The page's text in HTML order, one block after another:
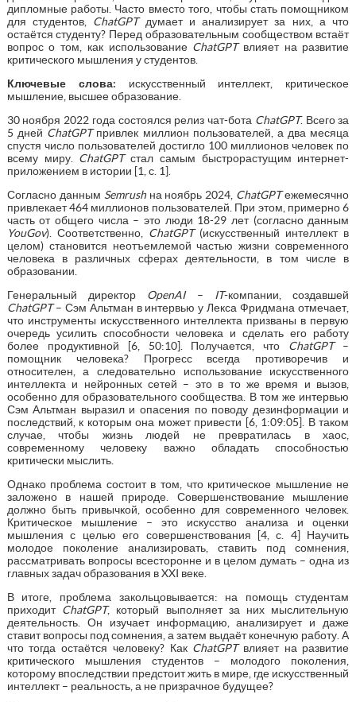
дипломные работы. Часто вместо того, чтобы стать помощником
для студентов, ChatGPTдумает и анализирует за них, а что
остаётся студенту? Перед образовательным сообществом встаёт
вопрос о том, как использование ChatGPTвлияет на развитие
критического мышления у студентов.
Ключевые слова: искусственный интеллект, критическое
мышление, высшее образование.
30 ноября 2022 года состоялся релиз чат-бота ChatGPT. Всего за
5 дней ChatGPTпривлек миллион пользователей, а два месяца
спустя число пользователей достигло 100 миллионов человек по
всему миру. ChatGPTстал самым быстрорастущим интернет-
приложением в истории [1, с. 1].
Согласно данным Semrushна ноябрь 2024, ChatGPTежемесячно
привлекает 464 миллионов пользователей. При этом, примерно 6
часть от общего числа – это люди 18-29 лет (согласно данным
YouGov). Соответственно, ChatGPT(искусственный интеллект в
целом) становится неотъемлемой частью жизни современного
человека в различных сферах деятельности, в том числе в
образовании.
Генеральный директор OpenAI– IT-компании, создавшей
ChatGPT– Сэм Альтман в интервью у Лекса Фридмана отмечает,
что инструменты искусственного интеллекта призваны в первую
очередь усилить способности человека и сделать его работу
более продуктивной [6, 50:10]. Получается, что ChatGPT–
помощник человека? Прогресс всегда противоречив и
относителен, а следовательно использование искусственного
интеллекта и нейронных сетей – это в то же время и вызов,
особенно для образовательного сообщества. В том же интервью
Сэм Альтман выразил и опасения по поводу дезинформации и
последствий, к которым она может привести [6, 1:09:05]. В таком
случае, чтобы жизнь людей не превратилась в хаос,
современному человеку важно обладать способностью
критически мыслить.
Однако проблема состоит в том, что критическое мышление не
заложено в нашей природе. Совершенствование мышление
должно быть привычкой, особенно для современного человек.
Критическое мышление – это искусство анализа и оценки
мышления с целью его совершенствования [4, с. 4] Научить
молодое поколение анализировать, ставить под сомнения,
рассматривать вопросы всесторонне и в целом думать – одна из
главных задач образования в XXI веке.
В итоге, проблема закольцовывается: на помощь студентам
приходит ChatGPT, который выполняет за них мыслительную
деятельность. Он изучает информацию, анализирует и даже
ставит вопросы под сомнения, а затем выдаёт конечную работу. А
что тогда остаётся человеку? Как ChatGPTвлияет на развитие
критического мышления студентов – молодого поколения,
которому впоследствии предстоит жить в мире, где искусственный
интеллект – реальность, а не призрачное будущее?